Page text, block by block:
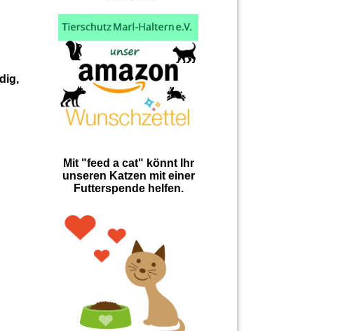
Mit "feed a cat" könnt Ihr
unseren Katzen mit einer
Futterspende helfen.